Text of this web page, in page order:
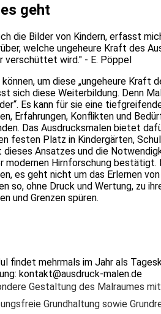
geht
die Bilder von Kindern, erfasst
welche ungeheure Kraft des
verschüttet wird." - E. Pöppel
um diese „ungeheure Kraft
sich diese Weiterbildung. Denn
Es kann für sie eine
Erfahrungen, Konflikten und
Das Ausdrucksmalen bietet
festen Platz in Kindergärten,
dieses Ansatzes und die
modernen Hirnforschung
es geht nicht um das Erlernen
so, ohne Druck und Wertung, zu
und Grenzen spüren.
findet mehrmals im Jahr als
kontakt@ausdruck-malen.de
Gestaltung des Malraumes
Grundhaltung sowie